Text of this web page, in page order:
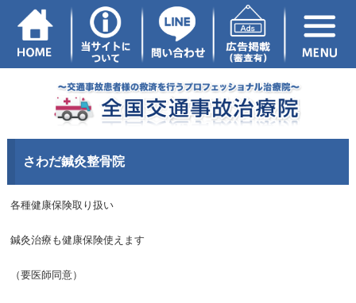
さわだ鍼灸整骨院
各種健康保険取り扱い
鍼灸治療も健康保険使えます
（要医師同意）